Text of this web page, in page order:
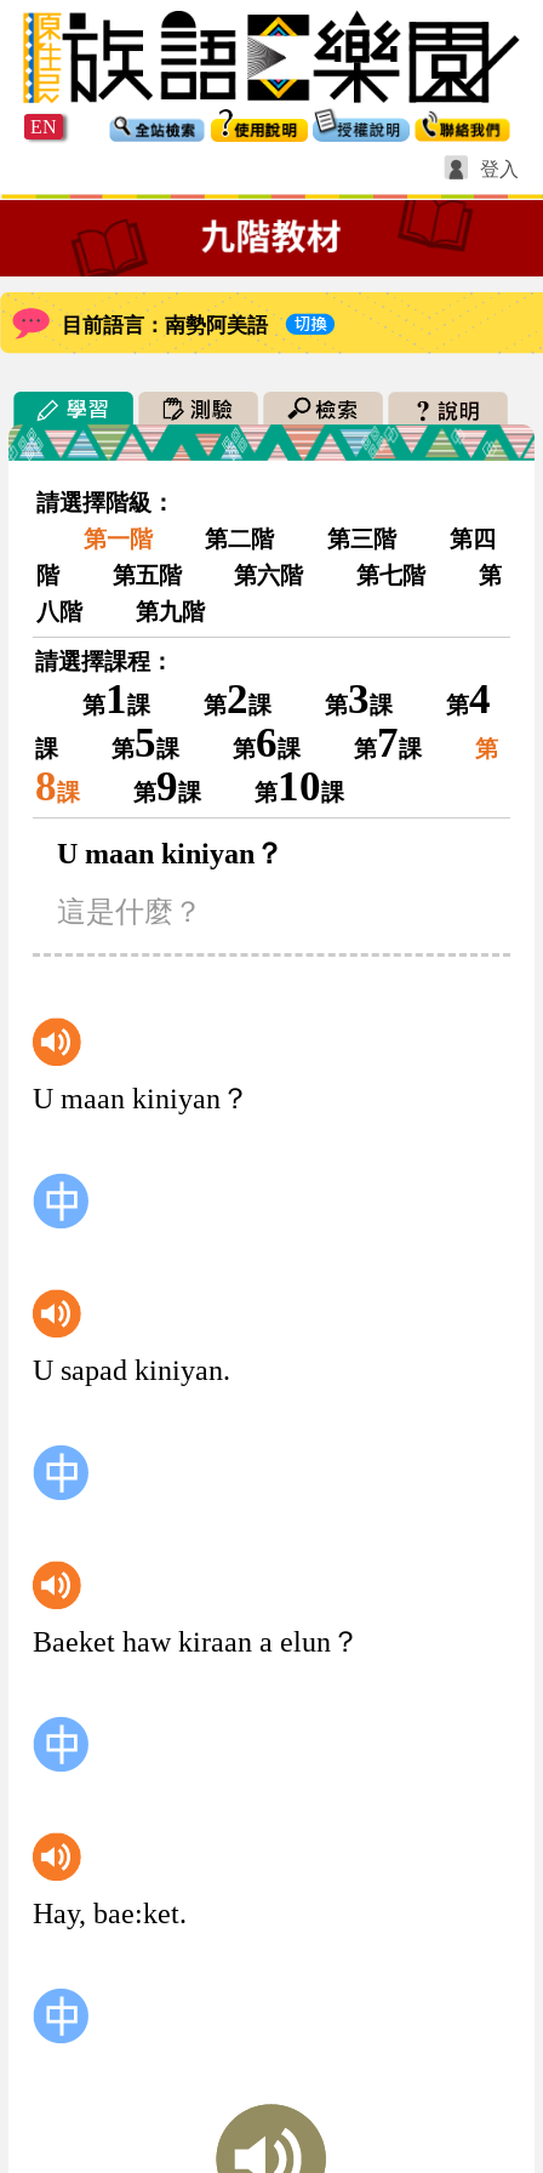
EN
登入
目前語言：南勢阿美語
請選擇階級：
第一階
第二階 第三階
第四
階
第五階 第六階 第七階
第
八階
第九階
請選擇課程：
第1課 第2課 第3課 第4
課 第5課 第6課 第7課 第
8課 第9課 第10課
U maan kiniyan？
這是什麼？
U maan kiniyan？
U sapad kiniyan.
Baeket haw kiraan a elun？
Hay, bae:ket.